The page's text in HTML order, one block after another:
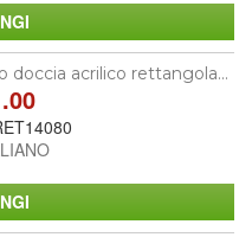
doccia acrilico rettangola...